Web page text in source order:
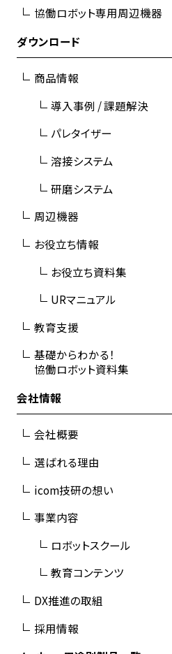
協働ロボット専用周辺機器
ダウンロード
商品情報
導入事例 / 課題解決
パレタイザー
溶接システム
研磨システム
周辺機器
お役立ち情報
お役立ち資料集
URマニュアル
教育支援
基礎からわかる！
協働ロボット資料集
会社情報
会社概要
選ばれる理由
icom技研の想い
事業内容
ロボットスクール
教育コンテンツ
DX推進の取組
採用情報